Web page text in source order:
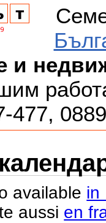
и
477,
available in
aussi en